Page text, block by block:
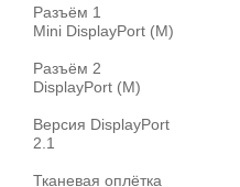
Разъём 1
Mini DisplayPort (M)
Разъём 2
DisplayPort (M)
Версия DisplayPort
2.1
Тканевая оплётка